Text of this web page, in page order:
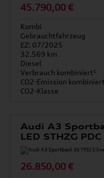
45.790,00 €
Kombi
Gebrauchtfahrzeug
EZ: 07/2025
32.569 km
Diesel
Verbrauch kombiniert¹
CO2-Emission
CO2-Klasse
Audi A3
LED STHZG
26.850,00 €